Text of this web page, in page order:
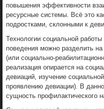
повышения эффективности
ресурсные системы. Всё это
подростками, склонными к
Технологии социальной
поведения можно разделить
(или социально-
реализация опирается на
девиаций, изучение
проявлению девиации). В
сущность профилактического